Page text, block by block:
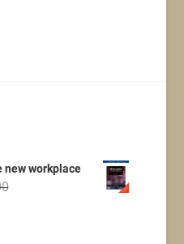
new workplace
Original
Current